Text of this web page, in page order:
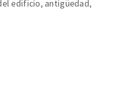
edificio, antigüedad,